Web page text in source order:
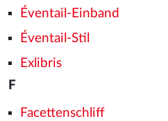
Éventail-Einband
Éventail-Stil
Exlibris
F
Facettenschliff